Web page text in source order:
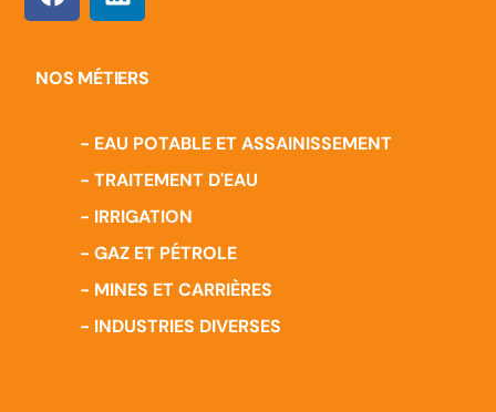
NOS MÉTIERS
- EAU POTABLE ET ASSAINISSEMENT
- TRAITEMENT D'EAU
- IRRIGATION
- GAZ ET PÉTROLE
- MINES ET CARRIÈRES
- INDUSTRIES DIVERSES